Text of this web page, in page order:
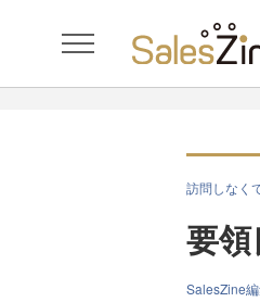
訪問しなく
要
SalesZine